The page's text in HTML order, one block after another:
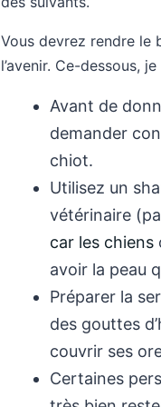
Vous devrez rendre le
l’avenir. Ce-dessous,
Avant de
demander
chiot.
Utilisez un
vétérinaire
car les chiens
avoir la peau
Préparer la
des gouttes
couvrir ses
Certaines